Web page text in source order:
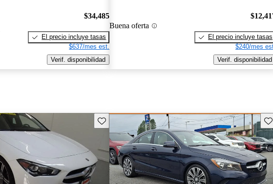
$34,485
El precio incluye tasas
$637/mes est.
Verif. disponibilidad
Buena oferta
El precio incluye tasas
$240/mes
Verif. disponibilidad
Guarda este Aviso